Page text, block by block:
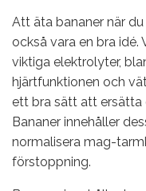
Att äta bananer när
också vara en bra idé.
viktiga elektrolyter,
hjärtfunktionen och
ett bra sätt att ersätta
Bananer innehåller
normalisera mag-
förstoppning.